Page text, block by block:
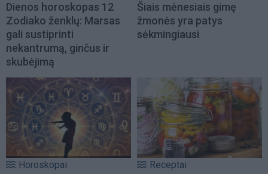
Dienos horoskopas 12
Zodiako ženklų: Marsas
gali sustiprinti
nekantrumą, ginčus ir
skubėjimą
Šiais mėnesiais gimę
žmonės yra patys
sėkmingiausi
Horoskopai Receptai